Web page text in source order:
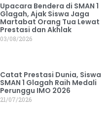
Upacara Bendera di SMAN 1
Glagah, Ajak Siswa Jaga
Martabat Orang Tua Lewat
Prestasi dan Akhlak
03/08/2026
Catat Prestasi Dunia, Siswa
SMAN 1 Glagah Raih Medali
Perunggu IMO 2026
21/07/2026